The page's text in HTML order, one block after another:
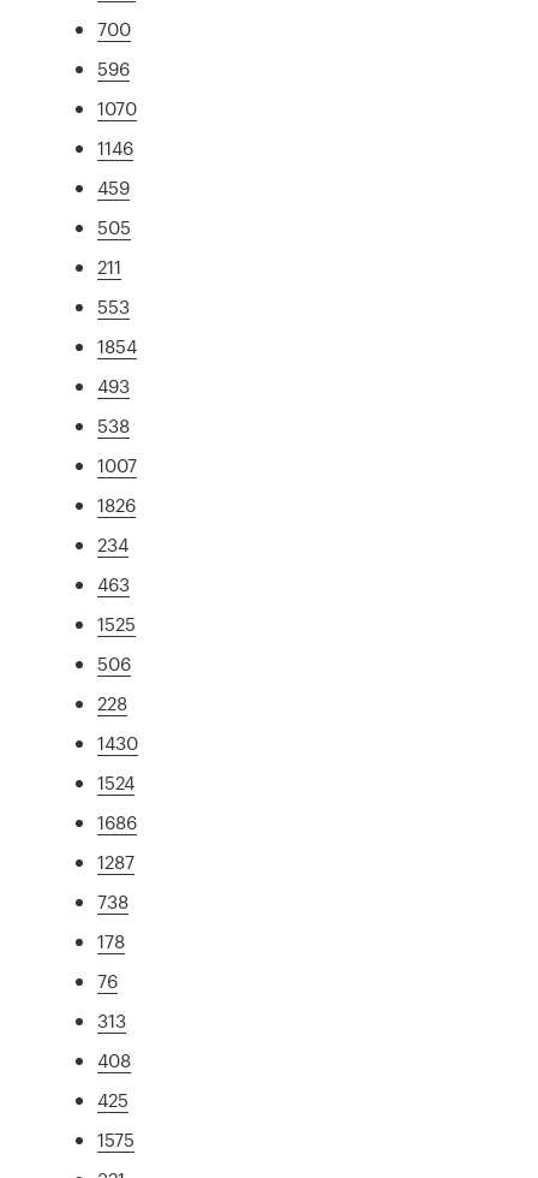
700
596
1070
1146
459
505
211
553
1854
493
538
1007
1826
234
463
1525
506
228
1430
1524
1686
1287
738
178
76
313
408
425
1575